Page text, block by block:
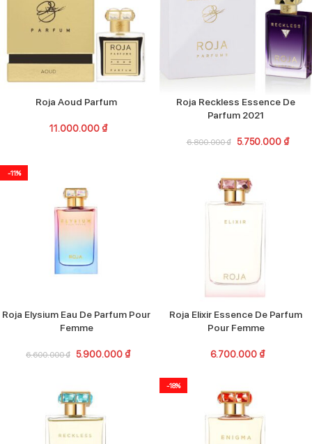
Roja Aoud Parfum
11.000.000 ₫
Roja Reckless Essence De
Parfum 2021
6.800.000₫ 5.750.000 ₫
-11%
Roja Elysium Eau De Parfum Pour
Femme
6.600.000₫ 5.900.000 ₫
Roja Elixir Essence De Parfum
Pour Femme
6.700.000 ₫
-18%